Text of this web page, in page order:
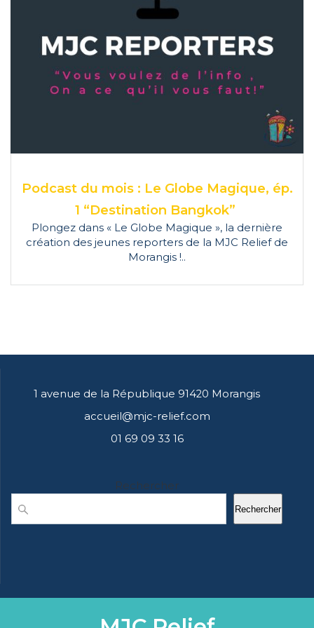
Podcast du mois : Le Globe Magique, ép.
1 “Destination Bangkok”
Plongez dans « Le Globe Magique », la dernière
création des jeunes reporters de la MJC Relief de
Morangis !..
1 avenue de la République 91420 Morangis
accueil@mjc-relief.com
01 69 09 33 16
Rechercher
Rechercher